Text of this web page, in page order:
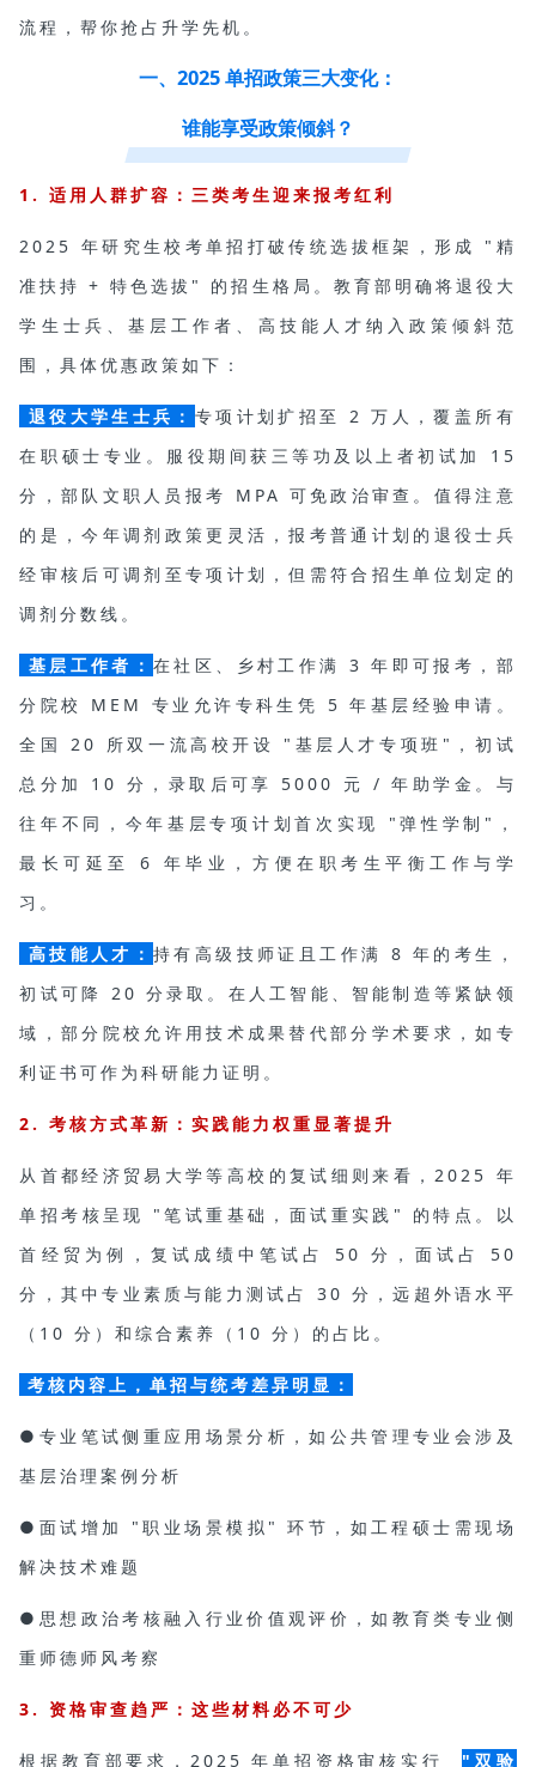
流程，帮你抢占升学先机。
一、2025 单招政策三大变化：
谁能享受政策倾斜？
1. 适用人群扩容：三类考生迎来报考红利
2025 年研究生校考单招打破传统选拔框架，形成 "精
准扶持 + 特色选拔" 的招生格局。教育部明确将退役大
学生士兵、基层工作者、高技能人才纳入政策倾斜范
围，具体优惠政策如下：
退役大学生士兵： 专项计划扩招至 2 万人，覆盖所有
在职硕士专业。服役期间获三等功及以上者初试加 15
分，部队文职人员报考 MPA 可免政治审查。值得注意
的是，今年调剂政策更灵活，报考普通计划的退役士兵
经审核后可调剂至专项计划，但需符合招生单位划定的
调剂分数线。
基层工作者：在社区、乡村工作满 3 年即可报考，部
分院校 MEM 专业允许专科生凭 5 年基层经验申请。
全国 20 所双一流高校开设 "基层人才专项班"，初试
总分加 10 分，录取后可享 5000 元 / 年助学金。与
往年不同，今年基层专项计划首次实现 " 弹性学制 "，
最长可延至 6 年毕业，方便在职考生平衡工作与学
习。
高技能人才：持有高级技师证且工作满 8 年的考生，
初试可降 20 分录取。在人工智能、智能制造等紧缺领
域，部分院校允许用技术成果替代部分学术要求，如专
利证书可作为科研能力证明。
2. 考核方式革新：实践能力权重显著提升
从首都经济贸易大学等高校的复试细则来看，2025 年
单招考核呈现 "笔试重基础，面试重实践" 的特点。以
首经贸为例，复试成绩中笔试占 50 分，面试占 50
分，其中专业素质与能力测试占 30 分，远超外语水平
（10 分）和综合素养（10 分）的占比。
考核内容上，单招与统考差异明显：
●专业笔试侧重应用场景分析，如公共管理专业会涉及
基层治理案例分析
●面试增加 "职业场景模拟" 环节，如 工程硕士 需现场
解决技术难题
●思想政治考核融入行业价值观评价，如教育类专业侧
重师德师风考察
3. 资格审查趋严：这些材料必不可少
根据教育部要求，2025 年单招资格审核实行 "双验